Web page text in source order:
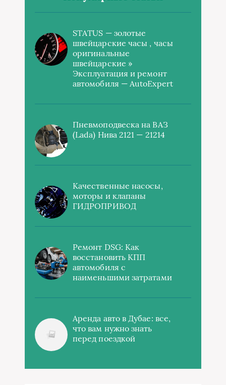
STATUS — золотые
швейцарские часы , часы
оригинальные
швейцарские »
Эксплуатация и ремонт
автомобиля — AutoExpert
Пневмоподвеска на ВАЗ
(Lada) Нива 2121 — 21214
Качественные насосы,
моторы и клапаны
ГИДРОПРИВОД
Ремонт DSG: Как
восстановить КПП
автомобиля с
наименьшими затратами
Аренда авто в Дубае: все,
что вам нужно знать
перед поездкой